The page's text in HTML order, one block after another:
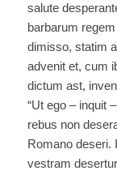
salute
barbarum
dimisso, statim
advenit et, cum
dictum ast,
“Ut ego – inquit
rebus non
Romano deseri.
vestram